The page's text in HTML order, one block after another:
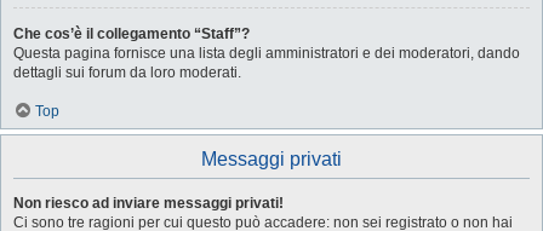
Che cos’è il collegamento “Staff”?
Questa pagina fornisce una lista degli amministratori e dei moderatori, dando
dettagli sui forum da loro moderati.
Top
Messaggi privati
Non riesco ad inviare messaggi privati!
Ci sono tre ragioni per cui questo può accadere: non sei registrato o non hai